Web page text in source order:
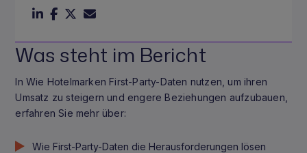
Was steht im Bericht
In Wie Hotelmarken First-Party-Daten nutzen, um ihren
Umsatz zu steigern und engere Beziehungen aufzubauen,
erfahren Sie mehr über:
Wie First-Party-Daten die Herausforderungen lösen